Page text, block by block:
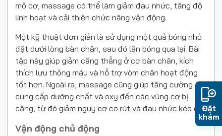
mô cơ, massage có thể làm giảm đau nhức, tăng độ
linh hoạt và cải thiện chức năng vận động.
Một kỹ thuật đơn giản là sử dụng một quả bóng nhỏ
đặt dưới lòng bàn chân, sau đó lăn bóng qua lại. Bài
tập này giúp giảm căng thẳng ở cơ bàn chân, kích
thích lưu thông máu và hỗ trợ vòm chân hoạt động
tốt hơn. Ngoài ra, massage cũng giúp tăng cường
cung cấp dưỡng chất và oxy đến các vùng cơ bị
căng, từ đó giảm nguy cơ co rút và đau nhức kéo dài.
Vận động chủ động
Đặt
khám